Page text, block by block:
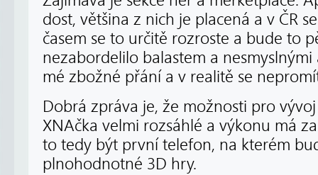
dost, většina z nich je placená a v ČR
časem se to určitě rozroste a bude to
nezabordelilo balastem a
mé zbožné přání a v realitě se
Dobrá zpráva je, že možnosti pro
XNAčka velmi rozsáhlé a výkonu má
to tedy být první telefon, na kterém
plnohodnotné 3D hry.